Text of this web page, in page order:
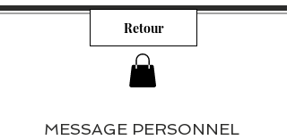
Retour
MESSAGE PERSONNEL